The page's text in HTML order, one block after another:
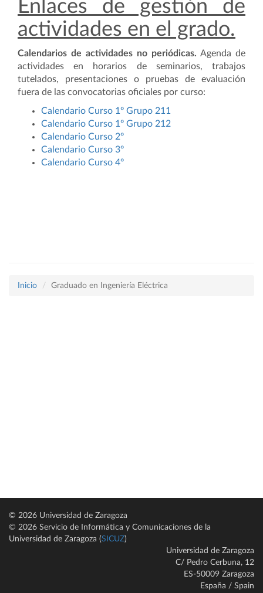
Enlaces de gestión de
actividades en el grado.
Calendarios de actividades no periódicas. Agenda de
actividades en horarios de seminarios, trabajos
tutelados, presentaciones o pruebas de evaluación
fuera de las convocatorias oficiales por curso:
Calendario Curso 1º Grupo 211
Calendario Curso 1º Grupo 212
Calendario Curso 2º
Calendario Curso 3º
Calendario Curso 4º
Inicio Graduado en Ingeniería Eléctrica
© 2026 Universidad de Zaragoza
© 2026 Servicio de Informática y Comunicaciones de la
Universidad de Zaragoza (SICUZ)
Universidad de Zaragoza
C/ Pedro Cerbuna, 12
ES-50009 Zaragoza
España / Spain